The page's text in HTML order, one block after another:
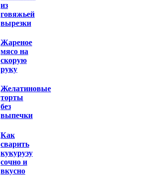
из
говяжьей
вырезки
Жареное
мясо на
скорую
руку
Желатиновые
торты
без
выпечки
Как
сварить
кукурузу
сочно и
вкусно